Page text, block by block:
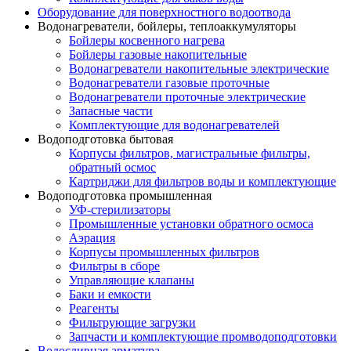
Оборудование для поверхностного водоотвода
Водонагреватели, бойлеры, теплоаккумуляторы
Бойлеры косвенного нагрева
Бойлеры газовые накопительные
Водонагреватели накопительные электрические
Водонагреватели газовые проточные
Водонагреватели проточные электрические
Запасные части
Комплектующие для водонагревателей
Водоподготовка бытовая
Корпусы фильтров, магистральные фильтры,
обратный осмос
Картриджи для фильтров воды и комплектующие
Водоподготовка промышленная
УФ-стерилизаторы
Промышленные установки обратного осмоса
Аэрация
Корпусы промышленных фильтров
Фильтры в сборе
Управляющие клапаны
Баки и емкости
Реагенты
Фильтрующие загрузки
Запчасти и комплектующие промводоподготовки